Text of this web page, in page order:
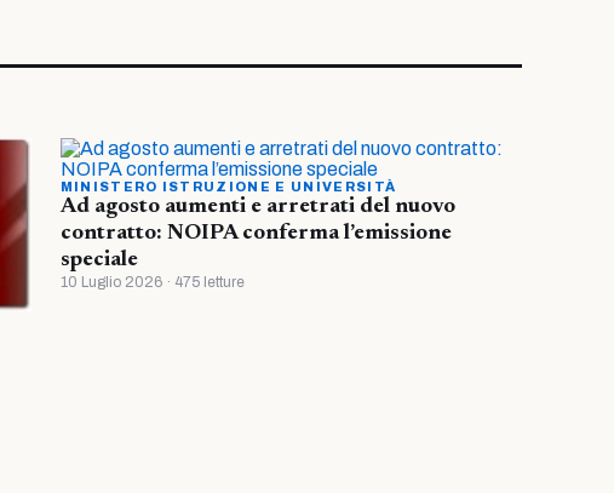
MINISTERO ISTRUZIONE E UNIVERSITÀ
Ad agosto aumenti e arretrati del nuovo
contratto: NOIPA conferma l’emissione
speciale
10 Luglio 2026 · 475 letture